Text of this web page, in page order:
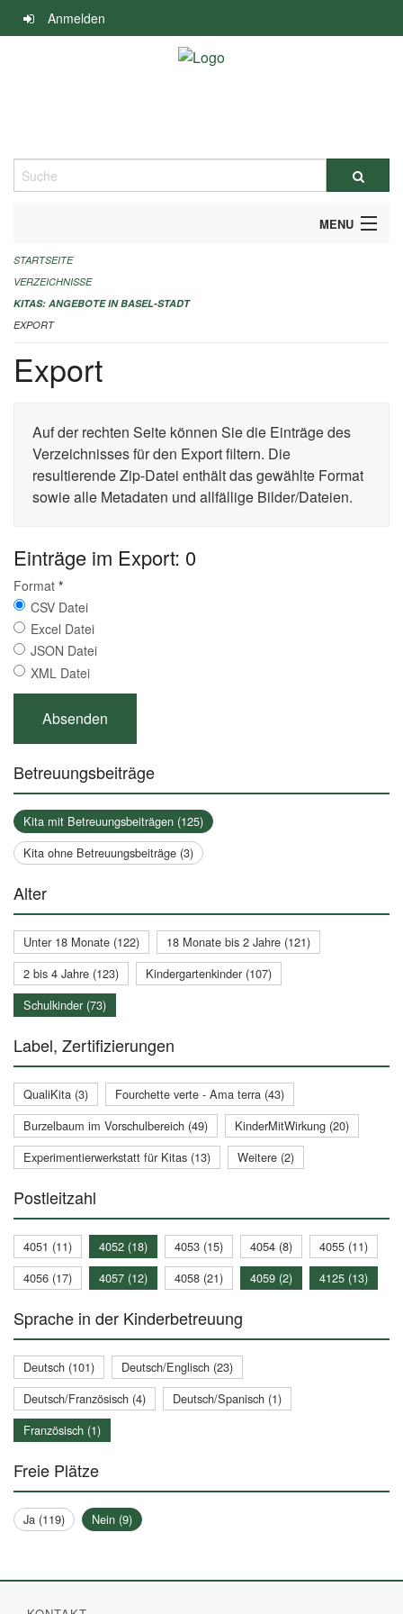
Navigation
überspringen
Anmelden
Suche
MENU
ALLGEMEINE INFORMATIONEN
IMPRESSUM
STARTSEITE
VERZEICHNISSE
KITAS: ANGEBOTE IN BASEL-STADT
EXPORT
Export
Auf der rechten Seite können Sie die Einträge des
Verzeichnisses für den Export filtern. Die
resultierende Zip-Datei enthält das gewählte Format
sowie alle Metadaten und allfällige Bilder/Dateien.
Einträge im Export: 0
Format *
CSV Datei
Excel Datei
JSON Datei
XML Datei
Betreuungsbeiträge
Kita mit Betreuungsbeiträgen (125)
Kita ohne Betreuungsbeiträge (3)
Alter
Unter 18 Monate (122)
18 Monate bis 2 Jahre (121)
2 bis 4 Jahre (123)
Kindergartenkinder (107)
Schulkinder (73)
Label, Zertifizierungen
QualiKita (3)
Fourchette verte - Ama terra (43)
Burzelbaum im Vorschulbereich (49)
KinderMitWirkung (20)
Experimentierwerkstatt für Kitas (13)
Weitere (2)
Postleitzahl
4051 (11) 4052 (18) 4053 (15) 4054 (8)
4055 (11)
4056 (17)
4057 (12) 4058 (21) 4059 (2) 4125 (13)
Sprache in der Kinderbetreuung
Deutsch (101)
Deutsch/Englisch (23)
Deutsch/Französisch (4)
Deutsch/Spanisch (1)
Französisch (1)
Freie Plätze
Ja (119) Nein (9)